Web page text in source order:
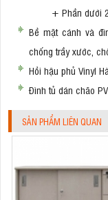
+ Phần dưới 2
Bề mặt cánh và
chống trầy xước,
Hồi hậu phủ Vinyl
Đình tủ dán chão
SẢN PHẨM LIÊN QUAN